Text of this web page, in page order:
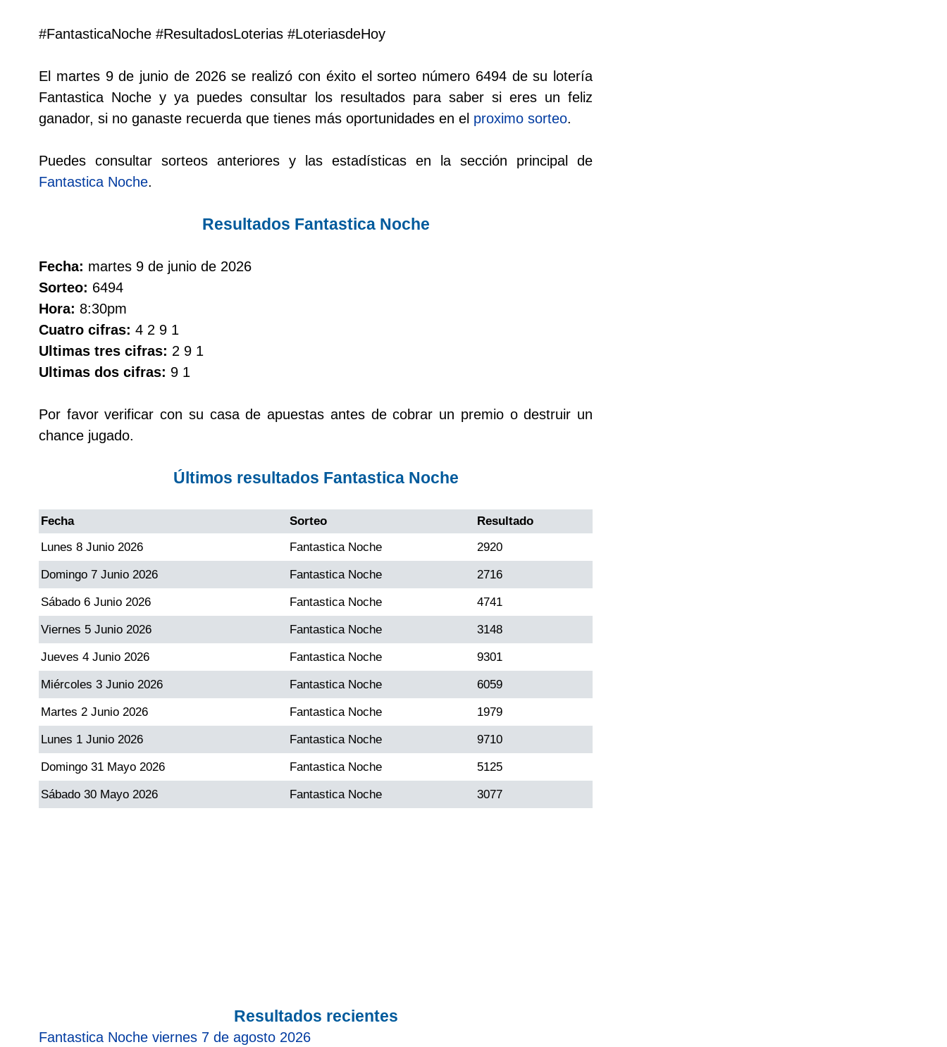
Astro Sol
Astro Luna
Cafeterito Tarde
Cafeterito Noche
Chontico Día
Chontico Noche
Culona día
Culona noche
Dorado Noche
Fantástica Día
Fantástica Noche
Motilon Tarde
Motilon Noche
Paisita Día
Paisita Noche
Pijao de Oro
#FantasticaNoche #ResultadosLoterias #LoteriasdeHoy
El martes 9 de junio de 2026 se realizó con éxito el sorteo número 6494 de su lotería
Fantastica Noche y ya puedes consultar los resultados para saber si eres un feliz
ganador, si no ganaste recuerda que tienes más oportunidades en el proximo sorteo.
Puedes consultar sorteos anteriores y las estadísticas en la sección principal de
Fantastica Noche.
Resultados Fantastica Noche
Fecha: martes 9 de junio de 2026
Sorteo: 6494
Hora: 8:30pm
Cuatro cifras: 4 2 9 1
Ultimas tres cifras: 2 9 1
Ultimas dos cifras: 9 1
Por favor verificar con su casa de apuestas antes de cobrar un premio o destruir un
chance jugado.
Últimos resultados Fantastica Noche
Fecha Sorteo
Resultado
Lunes 8 Junio 2026
Fantastica Noche 2920
Domingo 7 Junio 2026 Fantastica Noche 2716
Sábado 6 Junio 2026 Fantastica Noche 4741
Viernes 5 Junio 2026 Fantastica Noche 3148
Jueves 4 Junio 2026 Fantastica Noche 9301
Miércoles 3 Junio 2026 Fantastica Noche 6059
Martes 2 Junio 2026 Fantastica Noche 1979
Lunes 1 Junio 2026 Fantastica Noche 9710
Domingo 31 Mayo 2026 Fantastica Noche 5125
Sábado 30 Mayo 2026 Fantastica Noche 3077
Resultados recientes
Fantastica Noche viernes 7 de agosto 2026